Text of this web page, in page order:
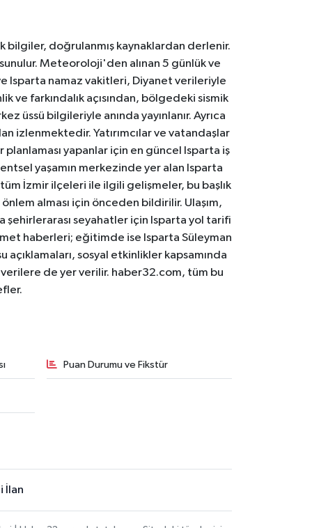
bilgiler, doğrulanmış kaynaklardan derlenir.
Meteoroloji'den alınan 5 günlük ve
Isparta namaz vakitleri, Diyanet verileriyle
ve farkındalık açısından, bölgedeki sismik
üssü bilgileriyle anında yayınlanır. Ayrıca
izlenmektedir. Yatırımcılar ve vatandaşlar
planlaması yapanlar için en güncel Isparta iş
yaşamın merkezinde yer alan Isparta
tüm İzmir ilçeleri ile ilgili gelişmeler, bu başlık
alması için önceden bildirilir. Ulaşım,
şehirlerarası seyahatler için Isparta yol tarifi
haberleri; eğitimde ise Isparta Süleyman
sosyal etkinlikler kapsamında
de yer verilir. haber32.com, tüm bu
Puan Durumu ve Fikstür
İlan